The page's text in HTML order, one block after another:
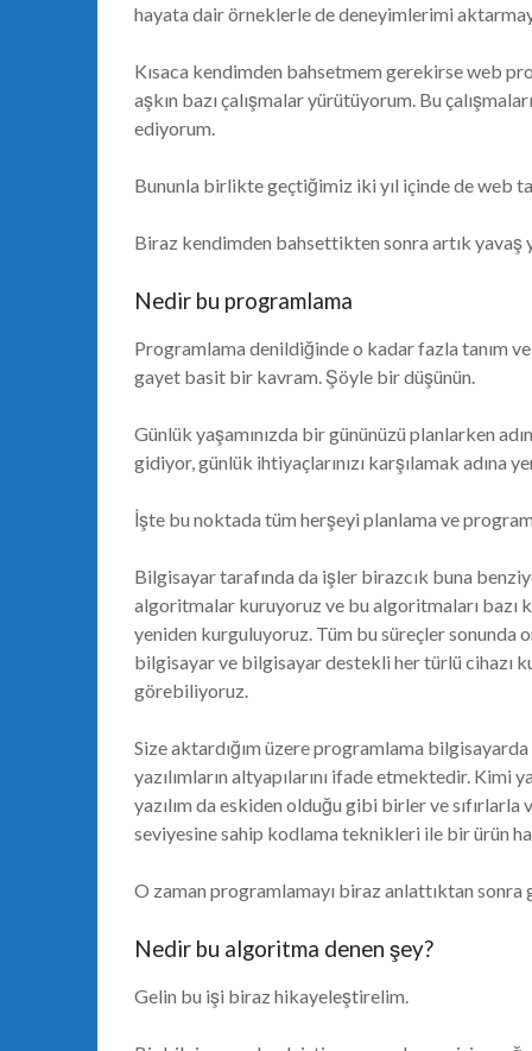
hayata dair örneklerle de deneyimlerimi
Kısaca kendimden bahsetmem gerekirse web
aşkın bazı çalışmalar yürütüyorum. Bu
ediyorum.
Bununla birlikte geçtiğimiz iki yıl içinde de web
Biraz kendimden bahsettikten sonra artık yavaş
Nedir bu programlama
Programlama denildiğinde o kadar fazla tanım ve
gayet basit bir kavram. Şöyle bir düşünün.
Günlük yaşamınızda bir gününüzü planlarken
gidiyor, günlük ihtiyaçlarınızı karşılamak adına
İşte bu noktada tüm herşeyi planlama ve
Bilgisayar tarafında da işler birazcık buna
algoritmalar kuruyoruz ve bu algoritmaları bazı
yeniden kurguluyoruz. Tüm bu süreçler sonunda
bilgisayar ve bilgisayar destekli her türlü cihazı
görebiliyoruz.
Size aktardığım üzere programlama
yazılımların altyapılarını ifade etmektedir. Kimi
yazılım da eskiden olduğu gibi birler ve
seviyesine sahip kodlama teknikleri ile bir ürün
O zaman programlamayı biraz anlattıktan sonra
Nedir bu algoritma denen şey?
Gelin bu işi biraz hikayeleştirelim.